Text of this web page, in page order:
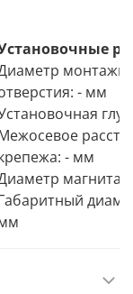
- мм
- мм
магнита: